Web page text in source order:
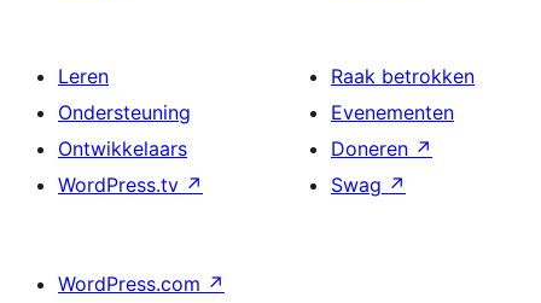
Leren
Ondersteuning
Ontwikkelaars
WordPress.tv ↗
Raak betrokken
Evenementen
Doneren ↗
Swag ↗
WordPress.com ↗